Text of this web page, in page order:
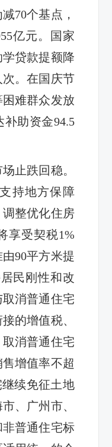
70个基点，
亿元。国家
贷款提额降
次。在国庆节
难群众发放
助资金94.5
止跌回稳。
持地方保障
整优化住房
享受契税1%
90平方米提
民刚性和改
消普通住宅
的增值税、
消普通住宅
增值率不超
续免征土地
、广州市、
普通住宅标